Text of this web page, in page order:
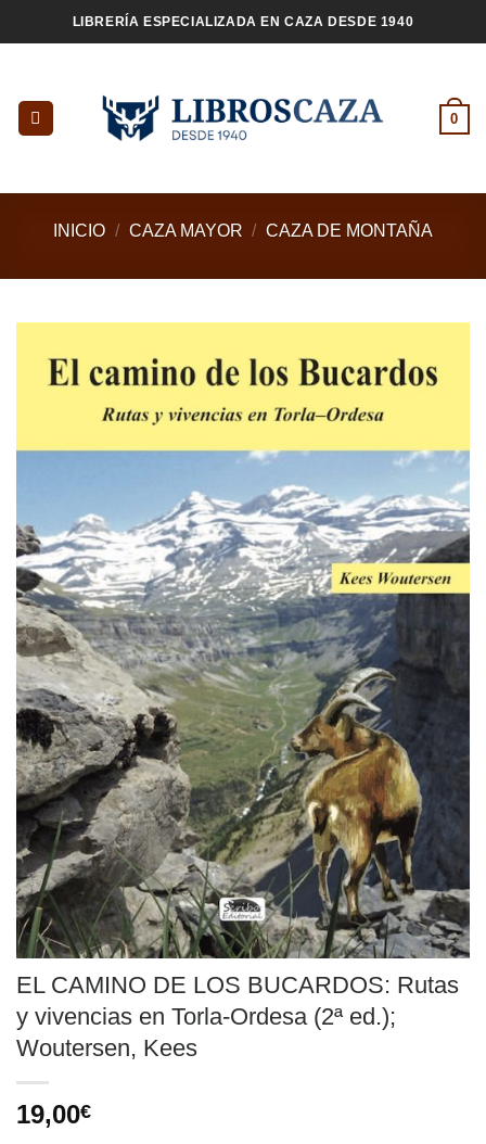
al
LIBRERÍA ESPECIALIZADA EN CAZA DESDE 1940
0
INICIO / CAZA MAYOR / CAZA DE MONTAÑA
EL CAMINO DE LOS BUCARDOS: Rutas
y vivencias en Torla-Ordesa (2ª ed.);
Woutersen, Kees
19,00€